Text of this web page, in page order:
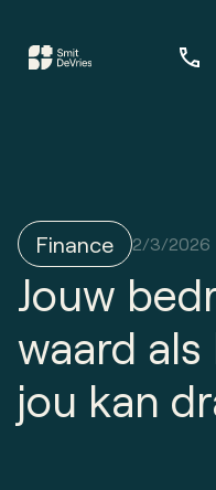
Finance 2/3/2026
Jouw
waard
jou kan